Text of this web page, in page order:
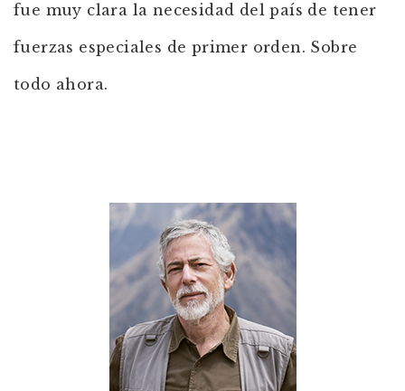
fue muy clara la necesidad del país de tener
fuerzas especiales de primer orden. Sobre
todo ahora.